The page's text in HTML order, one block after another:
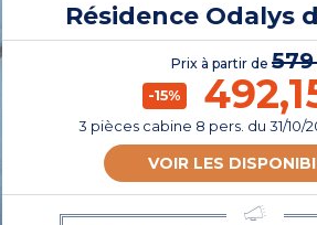
Résidence Odalys
Prix à partir de
-15%
3 pièces cabine 8 pers. du 31/10/
VOIR LES